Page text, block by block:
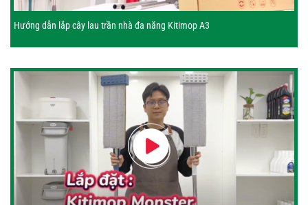
Hướng dẫn lắp cây lau trần nhà đa năng Kitimop A3